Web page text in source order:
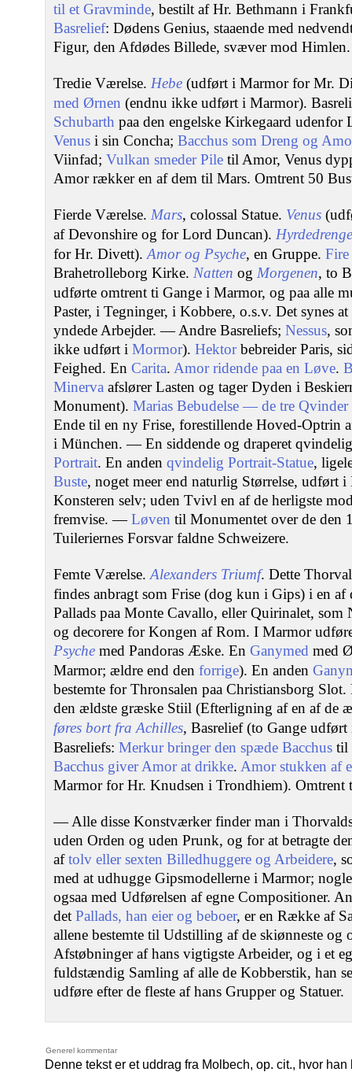
til et Gravminde, bestilt af Hr. Bethmann i
Basrelief: Dødens Genius, staaende med
Figur, den Afdødes Billede, svæver mod Himlen.
Tredie Værelse. Hebe (udført i Marmor for Mr.
med Ørnen (endnu ikke udført i Marmor).
Schubarth paa den engelske Kirkegaard udenfor
Venus i sin Concha; Bacchus som Dreng og
Viinfad; Vulkan smeder Pile til Amor, Venus
Amor rækker en af dem til Mars. Omtrent 50
Fierde Værelse. Mars, colossal Statue. Venus
af Devonshire og for Lord Duncan).
for Hr. Divett). Amor og Psyche, en Gruppe. Fire
Brahetrolleborg Kirke. Natten og Morgenen, to
udførte omtrent ti Gange i Marmor, og paa alle
Paster, i Tegninger, i Kobbere, o.s.v. Det synes
yndede Arbejder. — Andre Basreliefs; Nessus,
ikke udført i Mormor). Hektorbebreider Paris,
Feighed. En Carita. Amor ridende paa en Løve.
Minerva afslører Lasten og tager Dyden i
Monument). Marias Bebudelse — de tre Qvinder
Ende til en ny Frise, forestillende Hoved-Optrin
i München. — En siddende og draperet
Portrait. En anden qvindelig Portrait-Statue,
Buste, noget meer end naturlig Størrelse, udført
Konsteren selv; uden Tvivl en af de herligste
fremvise. —Løven til Monumentet over de den
Tuileriernes Forsvar faldne Schweizere.
Femte Værelse. Alexanders Triumf. Dette
findes anbragt som Frise (dog kun i Gips) i en
Pallads paa Monte Cavallo, eller Quirinalet, som
og decorere for Kongen af Rom. I Marmor
Psyche med Pandoras Æske. En Ganymed med
Marmor; ældre end den forrige). En anden
bestemte for Thronsalen paa Christiansborg Slot.
den ældste græske Stiil (Efterligning af en af de
føres bort fra Achilles, Basrelief (to Gange
Basreliefs: Merkur bringer den spæde Bacchus til
Bacchus giver Amor at drikke. Amor stukken af
Marmor for Hr. Knudsen i Trondhiem). Omtrent
— Alle disse Konstværker finder man i
uden Orden og uden Prunk, og for at betragte
aftolv eller sexten Billedhuggere og Arbeidere,
med at udhugge Gipsmodellerne i Marmor;
ogsaa med Udførelsen af egne Compositioner.
det Pallads, han eier og beboer, er en Række af
allene bestemte til Udstilling af de skiønneste og
Afstøbninger af hans vigtigste Arbeider, og i et
fuldstændig Samling af alle de Kobberstik, han
udføre efter de fleste af hans Grupper og Statuer.
Generel kommentar
Denne tekst er et uddrag fra Molbech, op. cit., hvor